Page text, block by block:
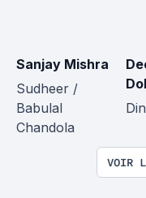
Sanjay Mishra
Sudheer /
Babulal
Chandola
VOIR